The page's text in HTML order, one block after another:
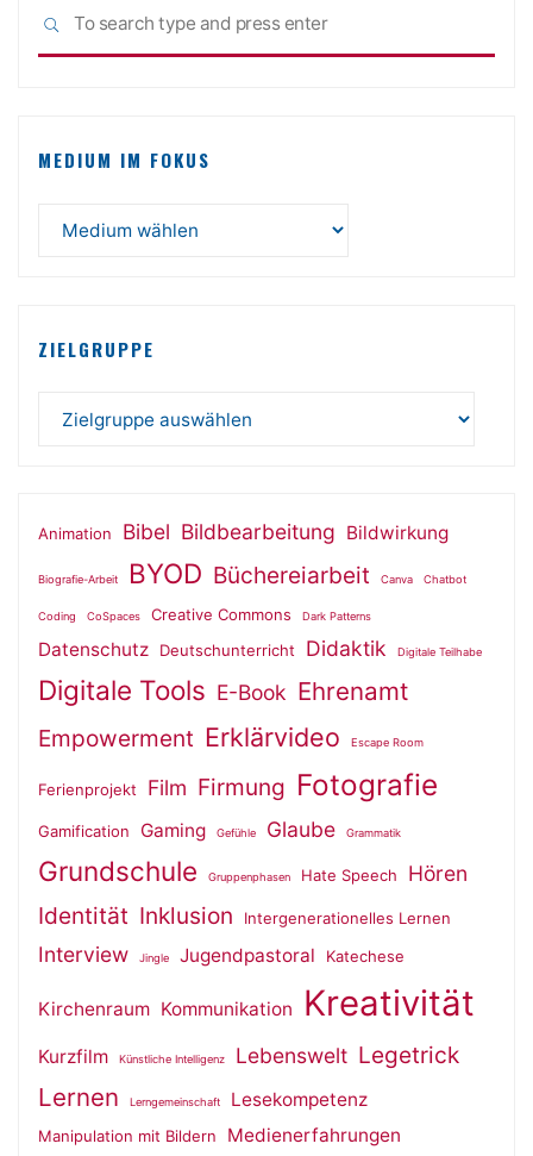
SEARCH
MEDIUM IM FOKUS
ZIELGRUPPE
Animation Bibel Bildbearbeitung Bildwirkung
Biografie-Arbeit BYOD Büchereiarbeit Canva Chatbot
Coding CoSpaces Creative Commons Dark Patterns
Datenschutz Deutschunterricht Didaktik Digitale Teilhabe
Digitale Tools E-Book Ehrenamt
Empowerment Erklärvideo Escape Room
Ferienprojekt Film Firmung Fotografie
Gamification Gaming Gefühle Glaube Grammatik
Grundschule Gruppenphasen Hate Speech Hören
Identität Inklusion Intergenerationelles Lernen
Interview Jingle Jugendpastoral Katechese
Kirchenraum Kommunikation Kreativität
Kurzfilm Künstliche Intelligenz Lebenswelt Legetrick
Lernen Lerngemeinschaft Lesekompetenz
Manipulation mit Bildern Medienerfahrungen